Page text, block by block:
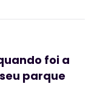
foi a
parque